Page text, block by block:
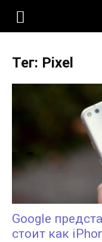
KLOOP.KG
Кыргызстана
Тег: Pixel
Google
стоит как